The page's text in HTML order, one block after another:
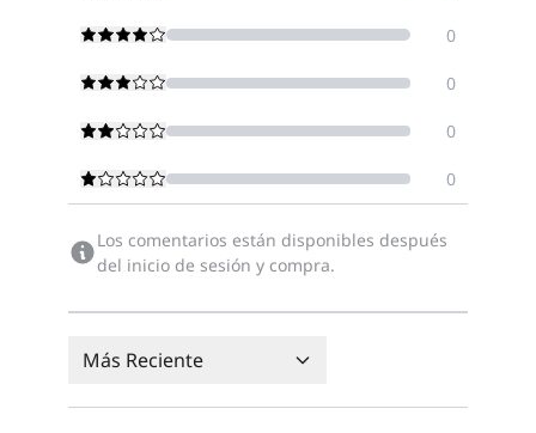
0
0
0
0
Los comentarios están disponibles después
del inicio de sesión y compra.
Más Reciente